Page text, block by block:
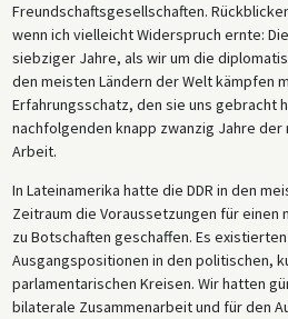
Freundschaftsgesellschaften.
wenn ich vielleicht Widerspruch ernte:
siebziger Jahre, als wir um die
den meisten Ländern der Welt kämpfen
Erfahrungsschatz, den sie uns gebracht
nachfolgenden knapp zwanzig Jahre
Arbeit.
In Lateinamerika hatte die DDR in den
Zeitraum die Voraussetzungen für einen
zu Botschaften geschaffen. Es
Ausgangspositionen in den politischen,
parlamentarischen Kreisen. Wir hatten
bilaterale Zusammenarbeit und für den